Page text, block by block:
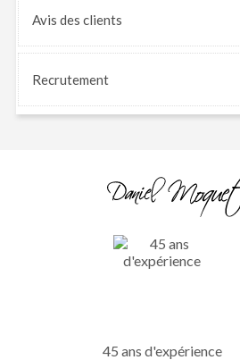
Avis des clients
Recrutement
45 ans d'expérience